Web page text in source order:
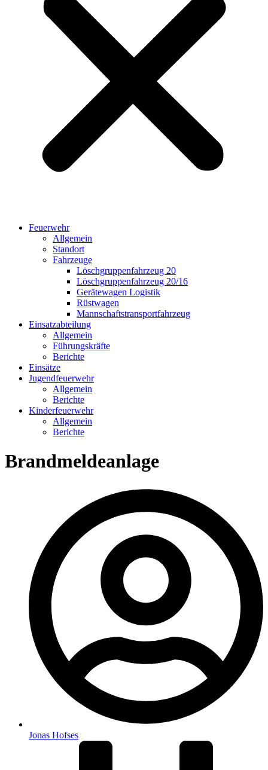
Feuerwehr
Allgemein
Standort
Fahrzeuge
Löschgruppen­fahrzeug 20
Lösch­gruppen­fahrzeug 20/16
Geräte­wagen Logistik
Rüst­wagen
Mannschafts­transportfahrzeug
Einsatz­abteilung
Allgemein
Führungs­kräfte
Berichte
Einsätze
Jugend­feuerwehr
Allgemein
Berichte
Kinder­feuerwehr
Allgemein
Berichte
Brandmeldeanlage
Jonas Hofses